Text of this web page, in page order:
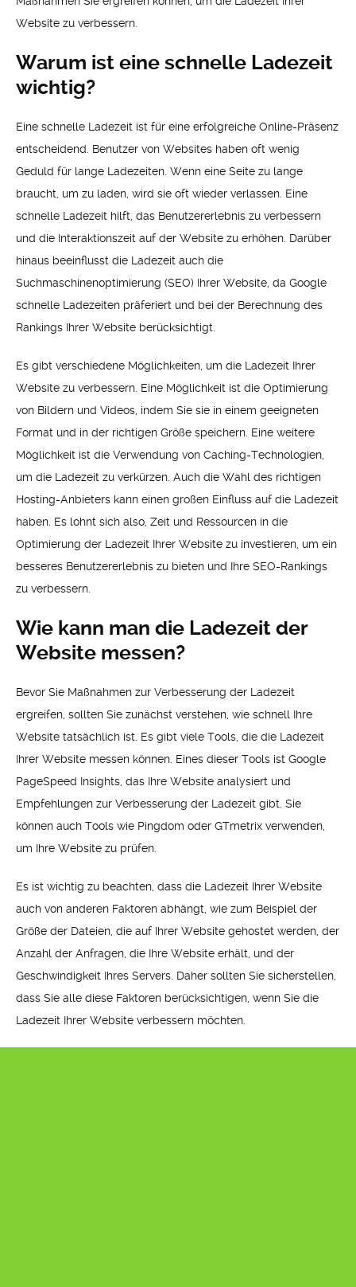
Website zu verbessern.
Warum ist eine schnelle Ladezeit
wichtig?
Eine schnelle Ladezeit ist für eine erfolgreiche Online-Präsenz
entscheidend. Benutzer von Websites haben oft wenig
Geduld für lange Ladezeiten. Wenn eine Seite zu lange
braucht, um zu laden, wird sie oft wieder verlassen. Eine
schnelle Ladezeit hilft, das Benutzererlebnis zu verbessern
und die Interaktionszeit auf der Website zu erhöhen. Darüber
hinaus beeinflusst die Ladezeit auch die
Suchmaschinenoptimierung (SEO) Ihrer Website, da Google
schnelle Ladezeiten präferiert und bei der Berechnung des
Rankings Ihrer Website berücksichtigt.
Es gibt verschiedene Möglichkeiten, um die Ladezeit Ihrer
Website zu verbessern. Eine Möglichkeit ist die Optimierung
von Bildern und Videos, indem Sie sie in einem geeigneten
Format und in der richtigen Größe speichern. Eine weitere
Möglichkeit ist die Verwendung von Caching-Technologien,
um die Ladezeit zu verkürzen. Auch die Wahl des richtigen
Hosting-Anbieters kann einen großen Einfluss auf die Ladezeit
haben. Es lohnt sich also, Zeit und Ressourcen in die
Optimierung der Ladezeit Ihrer Website zu investieren, um ein
besseres Benutzererlebnis zu bieten und Ihre SEO-Rankings
zu verbessern.
Wie kann man die Ladezeit der
Website messen?
Bevor Sie Maßnahmen zur Verbesserung der Ladezeit
ergreifen, sollten Sie zunächst verstehen, wie schnell Ihre
Website tatsächlich ist. Es gibt viele Tools, die die Ladezeit
Ihrer Website messen können. Eines dieser Tools ist Google
PageSpeed Insights, das Ihre Website analysiert und
Empfehlungen zur Verbesserung der Ladezeit gibt. Sie
können auch Tools wie Pingdom oder GTmetrix verwenden,
um Ihre Website zu prüfen.
Es ist wichtig zu beachten, dass die Ladezeit Ihrer Website
auch von anderen Faktoren abhängt, wie zum Beispiel der
Größe der Dateien, die auf Ihrer Website gehostet werden, der
Anzahl der Anfragen, die Ihre Website erhält, und der
Geschwindigkeit Ihres Servers. Daher sollten Sie sicherstellen,
dass Sie alle diese Faktoren berücksichtigen, wenn Sie die
Ladezeit Ihrer Website verbessern möchten.